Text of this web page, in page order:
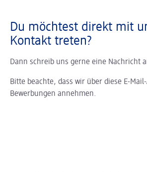
Du möchtest direkt mit
Kontakt treten?
Dann schreib uns gerne eine Nachricht
Bitte beachte, dass wir über diese E-
Bewerbungen annehmen.